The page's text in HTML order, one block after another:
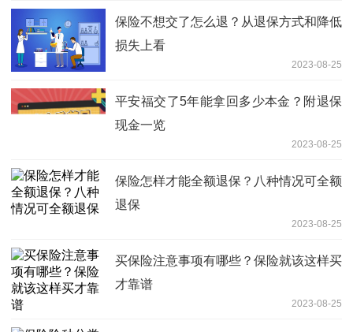
保险不想交了怎么退？从退保方式和降低
损失上看
2023-08-25
平安福交了5年能拿回多少本金？附退保
现金一览
2023-08-25
保险怎样才能全额退保？八种情况可全额
退保
2023-08-25
买保险注意事项有哪些？保险就该这样买
才靠谱
2023-08-25